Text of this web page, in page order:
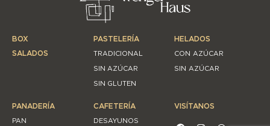
BOX
SALADOS
PASTELERÍA
TRADICIONAL
SIN AZÚCAR
SIN GLUTEN
HELADOS
CON AZÚCAR
SIN AZÚCAR
PANADERÍA
PAN
CAFETERÍA
DESAYUNOS
VISÍTANOS